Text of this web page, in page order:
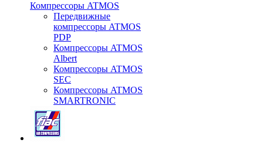
Компрессоры ATMOS
Передвижные
компрессоры ATMOS
PDP
Компрессоры ATMOS
Albert
Компрессоры ATMOS
SEC
Компрессоры ATMOS
SMARTRONIC